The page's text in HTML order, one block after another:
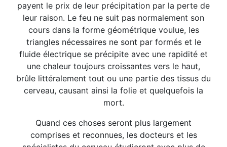
payent le prix de leur précipitation par la perte de
leur raison. Le feu ne suit pas normalement son
cours dans la forme géométrique voulue, les
triangles nécessaires ne sont par formés et le
fluide électrique se précipite avec une rapidité et
une chaleur toujours croissantes vers le haut,
brûle littéralement tout ou une partie des tissus du
cerveau, causant ainsi la folie et quelquefois la
mort.
Quand ces choses seront plus largement
comprises et reconnues, les docteurs et les